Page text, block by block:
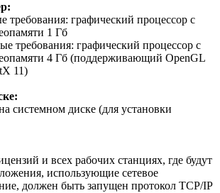
графический процессор с
1 Гб
требования: графический процессор с
4 Гб (поддерживающий OpenGL
11)
системном диске (для установки
и всех рабочих станциях, где будут
использующие сетевое
должен быть запущен протокол TCP/IP